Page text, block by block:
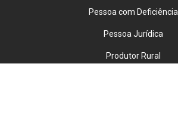
Pessoa com Deficiência
Pessoa Jurídica
Produtor Rural